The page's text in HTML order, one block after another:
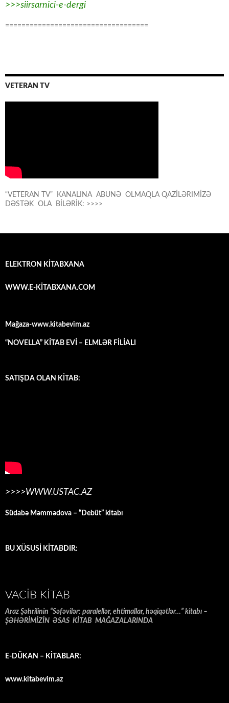
>>>siirsarnici-e-dergi
===================================
VETERAN TV
“VETERAN TV” KANALINA ABUNƏ OLMAQLA QAZİLƏRIMİZƏ
DƏSTƏK OLA BİLƏRİK: >>>>
ELEKTRON KİTABXANA
WWW.E-KİTABXANA.COM
Mağaza-www.kitabevim.az
“NOVELLA” KİTAB EVİ – ELMLƏR FİLİALI
SATIŞDA OLAN KİTAB:
>>>>WWW.USTAC.AZ
Südabə Məmmədova – “Debüt” kitabı
BU XÜSUSİ KİTABDIR:
VACIB KITAB
Araz Şəhrilinin “Səfəvilər: paralellər, ehtimallar, həqiqətlər…” kitabı –
ŞƏHƏRİMİZİN ƏSAS KİTAB MAĞAZALARINDA
E-DÜKAN – KİTABLAR:
www.kitabevim.az